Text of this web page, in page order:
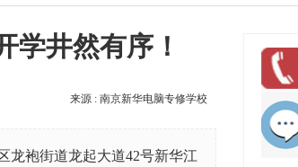
学井然有序！
来源 : 南京新华电脑专修学校
龙袍街道龙起大道42号新华江